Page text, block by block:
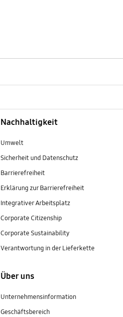
Nachhaltigkeit
Umwelt
Sicherheit und Datenschutz
Barrierefreiheit
Erklärung zur Barrierefreiheit
Integrativer Arbeitsplatz
Corporate Citizenship
Corporate Sustainability
Verantwortung in der Lieferkette
Über uns
Unternehmensinformation
Geschäftsbereich